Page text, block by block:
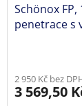
Schönox FP,
penetrace s
2 950 Kč bez
3 569,50